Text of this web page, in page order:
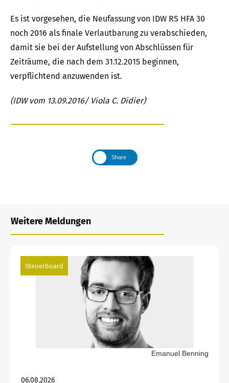
Es ist vorgesehen, die Neufassung von IDW RS HFA 30
noch 2016 als finale Verlautbarung zu verabschieden,
damit sie bei der Aufstellung von Abschlüssen für
Zeiträume, die nach dem 31.12.2015 beginnen,
verpflichtend anzuwenden ist.
(IDW vom 13.09.2016/ Viola C. Didier)
Share
Weitere Meldungen
Steuerboard
Emanuel Benning
06.08.2026